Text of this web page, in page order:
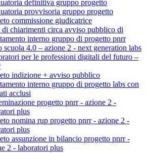
definitiva gruppo progetto
provvisoria gruppo progetto
commissione giudicatrice
di chiarimenti circa avviso pubblico di
interno gruppo di progetto pnrr
scuola 4.0 – azione 2 - next generation labs
per le professioni digitali del futuro –
indizione + avviso pubblico
interno gruppo di progetto labs con
acclusi
progetto pnrr - azione 2 -
plus
nomina rup progetto pnrr - azione 2 -
plus
assunzione in bilancio progetto pnrr -
2 - laboratori plus